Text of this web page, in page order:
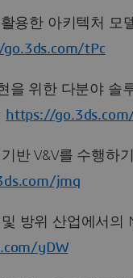
용한 아키텍처 모
tPc
을 위한 다분야 솔
https://
반 V&V를 수행하
jmq
방위 산업에서의
yDW